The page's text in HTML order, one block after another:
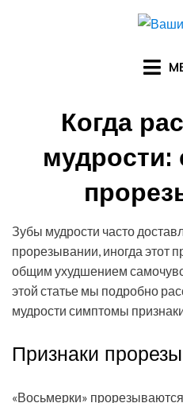
Когда
Зубы мудрости часто
прорезывании, иногда этот
общим ухудшением
этой статье мы подробно
мудрости симптомы
Признаки
«Восьмерки»